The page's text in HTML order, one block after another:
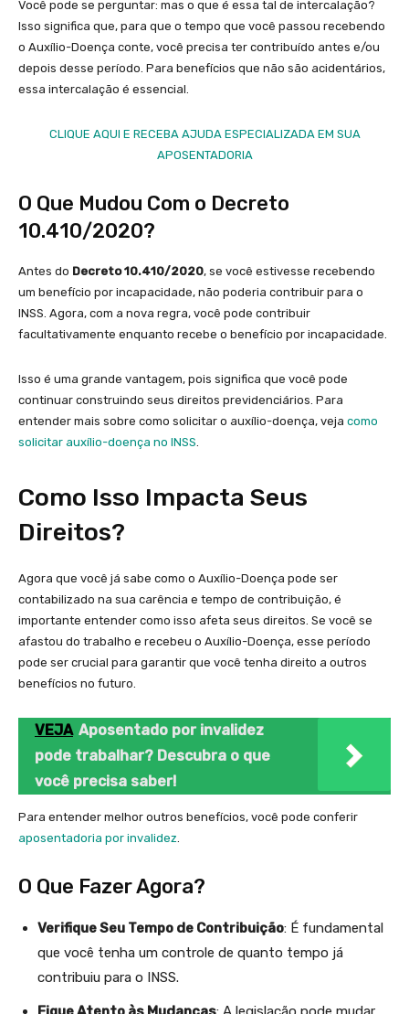
Você pode se perguntar: mas o que é essa tal de intercalação?
Isso significa que, para que o tempo que você passou recebendo
o Auxílio-Doença conte, você precisa ter contribuído antes e/ou
depois desse período. Para benefícios que não são acidentários,
essa intercalação é essencial.
CLIQUE AQUI E RECEBA AJUDA ESPECIALIZADA EM SUA
APOSENTADORIA
O Que Mudou Com o Decreto
10.410/2020?
Antes do Decreto 10.410/2020, se você estivesse recebendo
um benefício por incapacidade, não poderia contribuir para o
INSS. Agora, com a nova regra, você pode contribuir
facultativamente enquanto recebe o benefício por incapacidade.
Isso é uma grande vantagem, pois significa que você pode
continuar construindo seus direitos previdenciários. Para
entender mais sobre como solicitar o auxílio-doença, veja como
solicitar auxílio-doença no INSS.
Como Isso Impacta Seus
Direitos?
Agora que você já sabe como o Auxílio-Doença pode ser
contabilizado na sua carência e tempo de contribuição, é
importante entender como isso afeta seus direitos. Se você se
afastou do trabalho e recebeu o Auxílio-Doença, esse período
pode ser crucial para garantir que você tenha direito a outros
benefícios no futuro.
VEJA Aposentado por invalidez
pode trabalhar? Descubra o que
você precisa saber!
Para entender melhor outros benefícios, você pode conferir
aposentadoria por invalidez.
O Que Fazer Agora?
Verifique Seu Tempo de Contribuição: É fundamental
que você tenha um controle de quanto tempo já
contribuiu para o INSS.